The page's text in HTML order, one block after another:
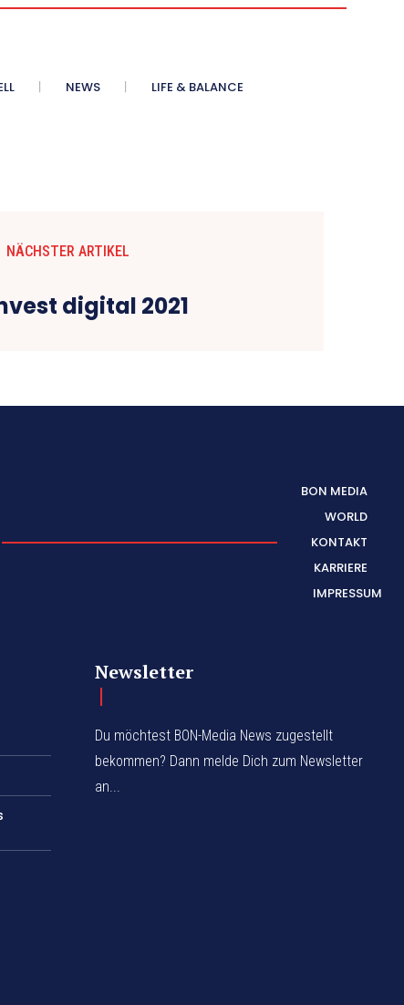
NEWS LIFE & BALANCE
NÄCHSTER ARTIKEL
digital 2021
BON MEDIA
WORLD
KONTAKT
KARRIERE
IMPRESSUM
Newsletter
Du möchtest BON-Media News zugestellt
bekommen? Dann melde Dich zum Newsletter
an...